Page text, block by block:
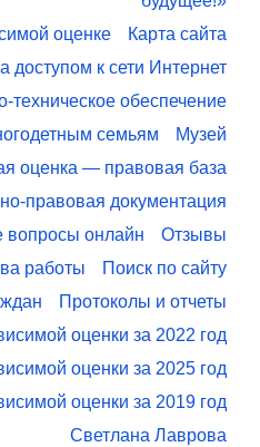
оценке
Карта сайта
доступом к сети Интернет
техническое обеспечение
семьям
Музей
оценка — правовая база
правовая документация
вопросы онлайн
Отзывы
работы
Поиск по сайту
Протоколы и отчеты
оценки за 2022 год
оценки за 2025 год
оценки за 2019 год
Светлана Лаврова